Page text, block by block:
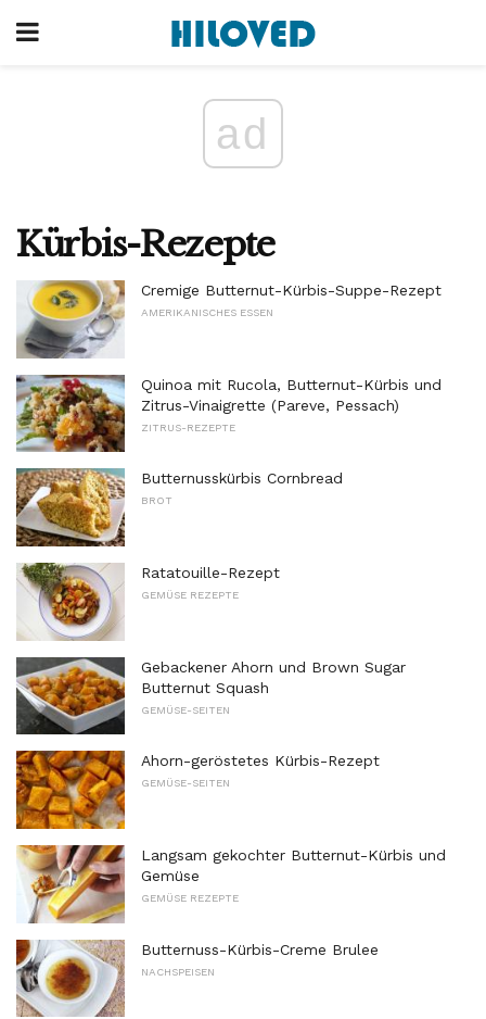
ad
Kürbis-Rezepte
Cremige Butternut-Kürbis-Suppe-Rezept
AMERIKANISCHES ESSEN
Quinoa mit Rucola, Butternut-Kürbis und
Zitrus-Vinaigrette (Pareve, Pessach)
ZITRUS-REZEPTE
Butternusskürbis Cornbread
BROT
Ratatouille-Rezept
GEMÜSE REZEPTE
Gebackener Ahorn und Brown Sugar
Butternut Squash
GEMÜSE-SEITEN
Ahorn-geröstetes Kürbis-Rezept
GEMÜSE-SEITEN
Langsam gekochter Butternut-Kürbis und
Gemüse
GEMÜSE REZEPTE
Butternuss-Kürbis-Creme Brulee
NACHSPEISEN